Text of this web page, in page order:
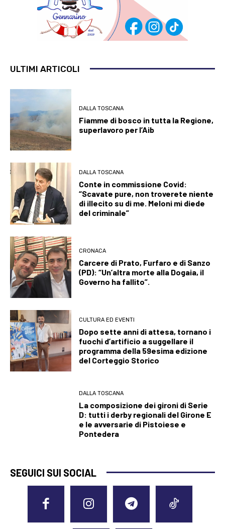
ULTIMI ARTICOLI
DALLA TOSCANA
Fiamme di bosco in tutta la Regione,
superlavoro per l’Aib
DALLA TOSCANA
Conte in commissione Covid:
“Scavate pure, non troverete niente
di illecito su di me. Meloni mi diede
del criminale”
CRONACA
Carcere di Prato, Furfaro e di Sanzo
(PD): “Un’altra morte alla Dogaia, il
Governo ha fallito”.
CULTURA ED EVENTI
Dopo sette anni di attesa, tornano i
fuochi d’artificio a suggellare il
programma della 59esima edizione
del Corteggio Storico
DALLA TOSCANA
La composizione dei gironi di Serie
D: tutti i derby regionali del Girone E
e le avversarie di Pistoiese e
Pontedera
SEGUICI SUI SOCIAL